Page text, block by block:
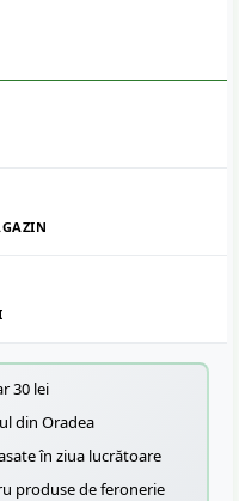
30 lei
din Oradea
în ziua lucrătoare
produse de feronerie